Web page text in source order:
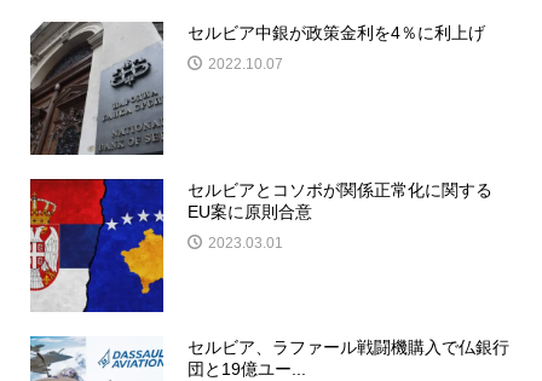
セルビア中銀が政策金利を4％に利上げ
2022.10.07
セルビアとコソボが関係正常化に関する
EU案に原則合意
2023.03.01
セルビア、ラファール戦闘機購入で仏銀行
団と19億ユー...